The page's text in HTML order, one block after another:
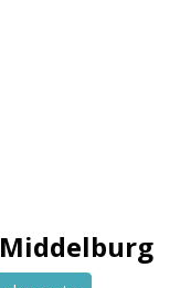
Middelburg